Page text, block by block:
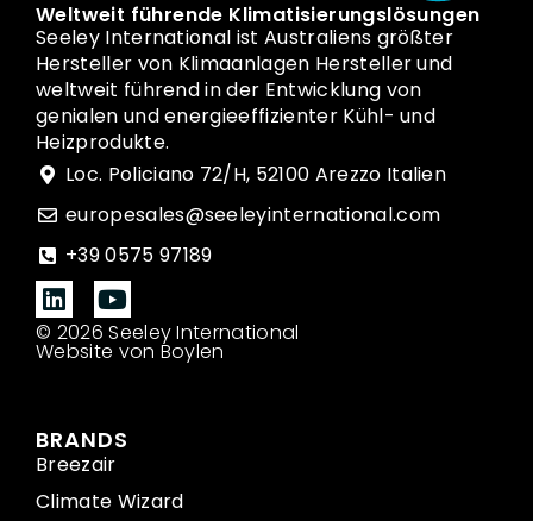
Weltweit führende Klimatisierungslösungen
Seeley International ist Australiens größter
Hersteller von Klimaanlagen Hersteller und
weltweit führend in der Entwicklung von
genialen und energieeffizienter Kühl- und
Heizprodukte.
Loc. Policiano 72/H, 52100 Arezzo Italien
europesales@seeleyinternational.com
+39 0575 97189
© 2026 Seeley International
Website von Boylen
BRANDS
Breezair
Climate Wizard